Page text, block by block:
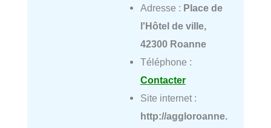
Adresse : Place de
l'Hôtel de ville,
42300 Roanne
Téléphone :
Contacter
Site internet :
http://aggloroanne.